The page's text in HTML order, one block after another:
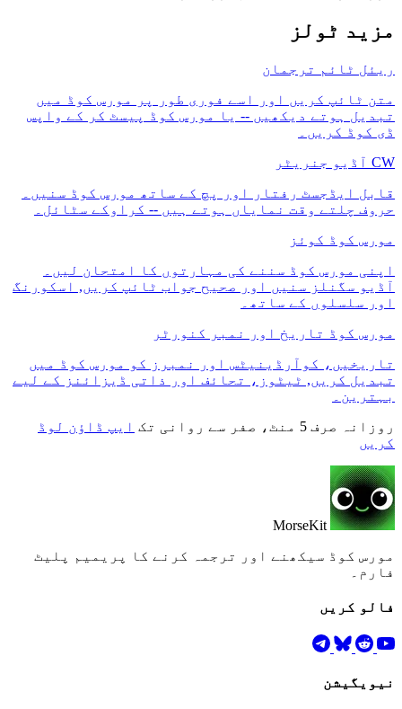
مزید ٹولز
ریئل ٹائم ترجمان
متن ٹائپ کریں اور اسے فوری طور پر مورس کوڈ میں
تبدیل ہوتے دیکھیں -- یا مورس کوڈ پیسٹ کر کے واپس
ڈی کوڈ کریں۔
CW آڈیو جنریٹر
قابل ایڈجسٹ رفتار اور پچ کے ساتھ مورس کوڈ سنیں۔
حروف چلتے وقت نمایاں ہوتے ہیں -- کراوکے سٹائل۔
مورس کوڈ کوئز
اپنی مورس کوڈ سننے کی مہارتوں کا امتحان لیں۔
آڈیو سگنلز سنیں اور صحیح جواب ٹائپ کریں, اسکورنگ
اور سلسلوں کے ساتھ۔
مورس کوڈ تاریخ اور نمبر کنورٹر
تاریخیں، کوآرڈینیٹس اور نمبرز کو مورس کوڈ میں
تبدیل کریں, ٹیٹوز، تحائف اور ذاتی ڈیزائنز کے لیے
بہترین۔
روزانہ صرف 5 منٹ، صفر سے روانی تک
ایپ ڈاؤن لوڈ
کریں
MorseKit
مورس کوڈ سیکھنے اور ترجمہ کرنے کا پریمیم پلیٹ
فارم۔
فالو کریں
نیویگیشن